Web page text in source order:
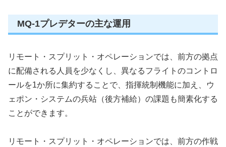
MQ-1プレデターの主な運用
リモート・スプリット・オペレーションでは、前方の拠点
に配備される人員を少なくし、異なるフライトのコントロ
ールを1か所に集約することで、指揮統制機能に加え、ウ
ェポン・システムの兵站（後方補給）の課題も簡素化する
ことができます。
リモート・スプリット・オペレーションでは、前方の作戦